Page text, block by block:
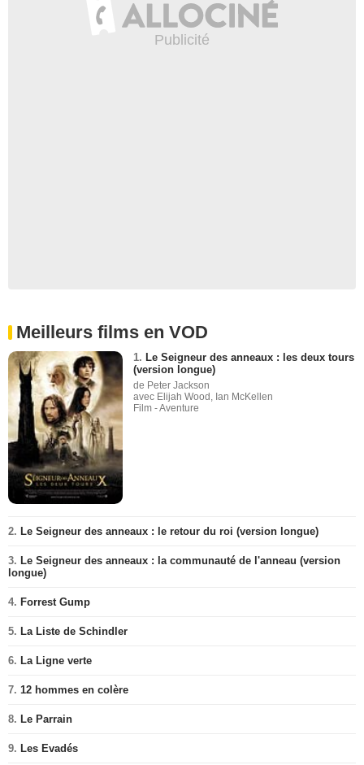
Meilleurs films en VOD
1. Le Seigneur des anneaux : les deux tours
(version longue)
de Peter Jackson
avec Elijah Wood, Ian McKellen
Film - Aventure
2. Le Seigneur des anneaux : le retour du roi (version longue)
3. Le Seigneur des anneaux : la communauté de l'anneau (version
longue)
4. Forrest Gump
5. La Liste de Schindler
6. La Ligne verte
7. 12 hommes en colère
8. Le Parrain
9. Les Evadés